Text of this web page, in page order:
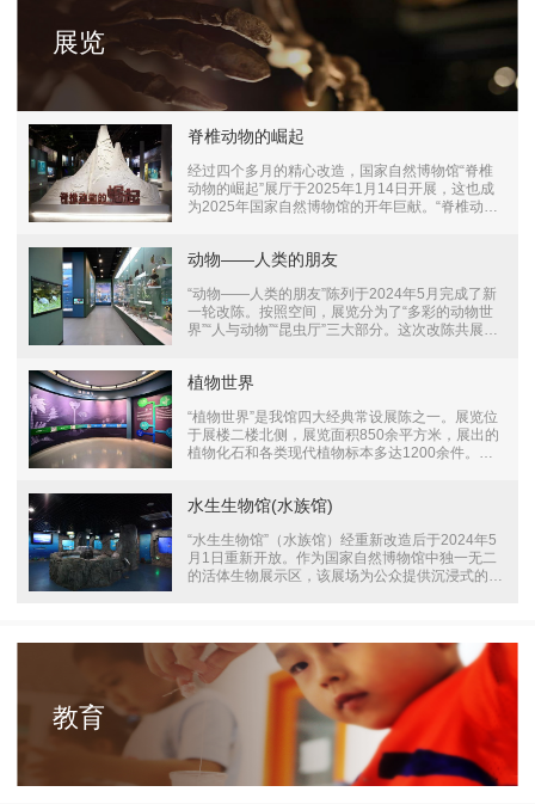
展览
脊椎动物的崛起
经过四个多月的精心改造，国家自然博物馆“脊椎
动物的崛起”展厅于2025年1月14日开展，这也成
为2025年国家自然博物馆的开年巨献。“脊椎动物
来，一直是自然博物馆的明星展厅，尤其是其中展
不仅是自然科学的宝贵财富，更是无数人童年记忆
中的珍贵片段。然而，随着时光流逝，展厅中的展
品内容、展出形式都略显老旧，重新布展便被提上
馆中最后一个常设展厅的改造。“脊椎动物的崛
动物——人类的朋友
“动物——人类的朋友”陈列于2024年5月完成了新
一轮改陈。按照空间，展览分为了“多彩的动物世
界”“人与动物”“昆虫厅”三大部分。这次改陈共展出
耳目一新。“多彩的动物世界”以进化论为主线，展
程。重新改陈后的这部分展览，对演化进程各类动
物做了较为详细的介绍，尤其增加了鱼类、鸟类等
动物的分类、身体结构、习性特点等知识。“人与
护事业发端与开展，还介绍了动物与人类社会生活
植物世界
“植物世界”是我馆四大经典常设展陈之一。展览位
于展楼二楼北侧，展览面积850余平方米，展出的
植物化石和各类现代植物标本多达1200余件。三
标本、植物科学复原图、植物复原景观和各类现代
从低等植物至高等植物不断繁盛的演化过程，以及
植物在人类生产生活中的重要地位和作用。“植物
演化”厅以时间为轴线，从地球诞生开始，依次介
物、买麻藤类植物
水生生物馆(水族馆)
“水生生物馆”（水族馆）经重新改造后于2024年5
月1日重新开放。作为国家自然博物馆中独一无二
的活体生物展示区，该展场为公众提供沉浸式的观
共上千尾活体水生生物，展馆主要由三个展区域构
成，最接近入口的是大型淡水鱼类展区，展出了活
体长丝𩷶、虎纹鸭嘴鲇等鱼类；在鲨鱼池和海底隧
道展区，能够看到乌翅真鲨、三湖慈鲷、大眼海鲢
等多种活体生物，还可以一睹珍贵的大型中华鲟标
本和镇馆之宝矛尾鱼标本；第三个展区展示了我国
常见的观赏鱼，包括匙吻鲟、西伯利亚鲟、金鱼、
锦鲤、阿拉伯鲀
教育